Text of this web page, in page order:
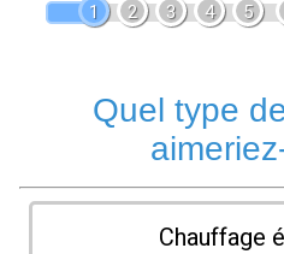
1 2 3 4 5
Quel type
Chauffage